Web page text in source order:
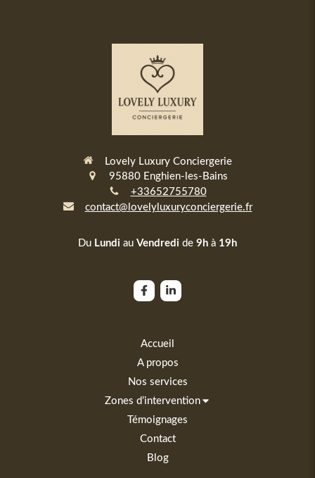
Lovely Luxury Conciergerie
95880 Enghien-les-Bains
+33652755780
contact@lovelyluxuryconciergerie.fr
Du Lundi au Vendredi de 9h à 19h
Accueil
A propos
Nos services
Zones d’intervention
Témoignages
Contact
Blog